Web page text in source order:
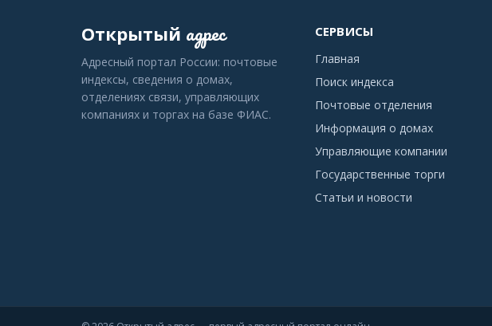
Открытый адрес
Адресный портал России: почтовые
индексы, сведения о домах,
отделениях связи, управляющих
компаниях и торгах на базе ФИАС.
СЕРВИСЫ
Главная
Поиск индекса
Почтовые отделения
Информация о домах
Управляющие компании
Государственные торги
Статьи и новости